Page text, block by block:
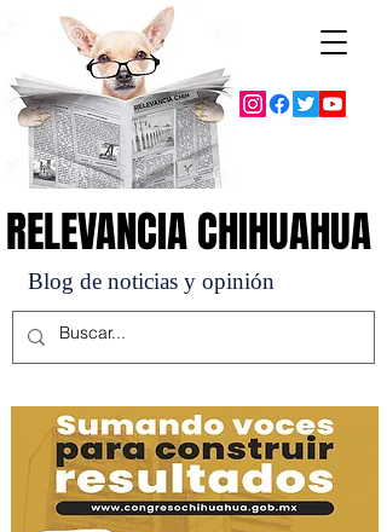
Blog de noticias y opinión
RELEVANCIA CHIHUAHUA
RELEVANCIA CHIHUAHUA